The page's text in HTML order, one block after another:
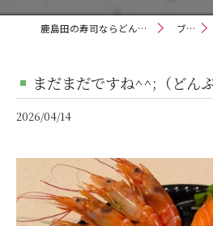
鹿島田の寿司ならどんぶり屋まぐろ大将 ブログ
まだまだですね^^;（どん
2026/04/14